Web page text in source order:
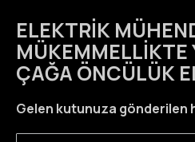
ELEKTRIK
MÜKEMMELLIKTE
ÇAĞA ÖNCÜLÜK
Gelen kutunuza gönderilen